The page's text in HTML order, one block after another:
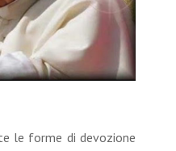
le forme di devozione